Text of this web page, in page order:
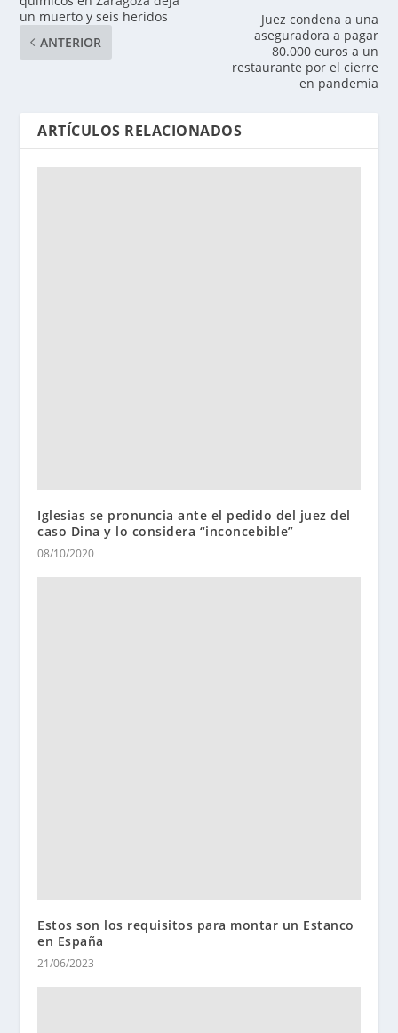
un muerto y seis heridos
ANTERIOR
Juez condena a una
aseguradora a pagar
80.000 euros a un
restaurante por el cierre
en pandemia
ARTÍCULOS RELACIONADOS
Iglesias se pronuncia ante el pedido del juez del
caso Dina y lo considera “inconcebible”
08/10/2020
Estos son los requisitos para montar un Estanco
en España
21/06/2023